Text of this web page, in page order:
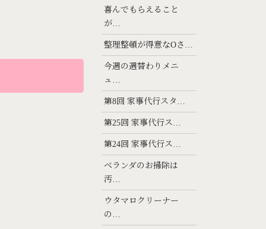
喜んでもらえること
が…
整理整頓が得意なOさ…
今週の週替わりメニ
ュ…
第8回 家事代行スタ…
第25回 家事代行ス…
第24回 家事代行ス…
ベランダのお掃除は
汚…
ウタマロクリーナー
の…